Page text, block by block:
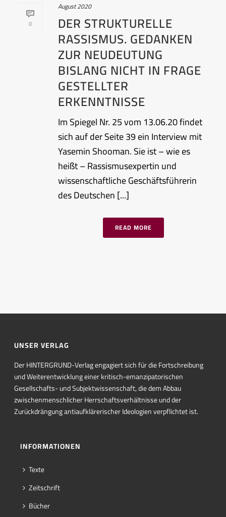
0
August 2020
DER STRUKTURELLE
RASSISMUS. GEDANKEN
ZUR NEUDEUTUNG
BISLANG NICHT IN FRAGE
GESTELLTER
ERKENNTNISSE
Im Spiegel Nr. 25 vom 13.06.20 findet
sich auf der Seite 39 ein Interview mit
Yasemin Shooman. Sie ist – wie es
heißt – Rassismusexpertin und
wissenschaftliche Geschäftsführerin
des Deutschen [...]
READ MORE
UNSER VERLAG
Der HINTERGRUND-Verlag engagiert sich für die Fortschreibung
und Weiterentwicklung einer kritisch-emanzipatorischen
Gesellschafts- und Subjektwissenschaft, die dem Abbau
zwischenmenschlicher Herrschaftsverhältnisse und der
Zurückdrängung antiaufklärerischer Ideologien verpflichtet ist.
INFORMATIONEN
Texte
Zeitschrift
Bücher